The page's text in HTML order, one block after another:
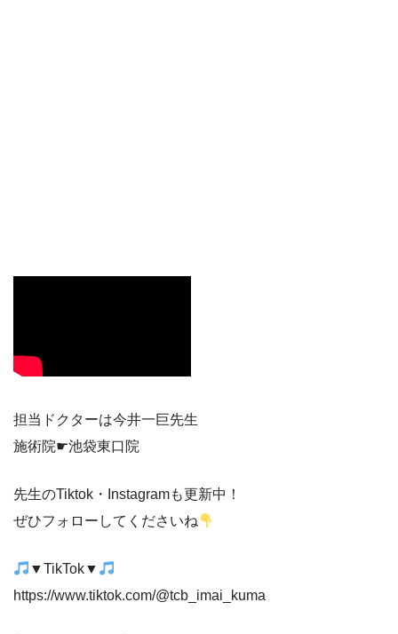
担当ドクターは今井一巨先生
施術院☛池袋東口院
先生のTiktok・Instagramも更新中！
ぜひフォローしてくださいね
▼TikTok▼
https://www.tiktok.com/@tcb_imai_kuma